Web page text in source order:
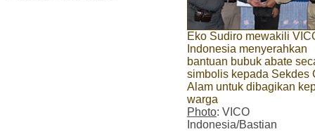
Eko Sudiro mewakili
Indonesia menyerahkan
bantuan bubuk abate
simbolis kepada Sekdes
Alam untuk dibagikan
warga
Photo: VICO
Indonesia/Bastian